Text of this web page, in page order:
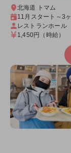
北海道 トマム
11月スタート～3
レストランホール
1,450円 （時給）